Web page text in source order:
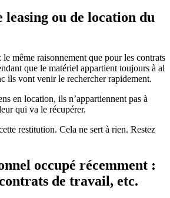
leasing ou de location du
même raisonnement que pour les contrats
que le matériel appartient toujours à al
ils vont venir le rechercher rapidement.
en location, ils n’appartiennent pas à
qui va le récupérer.
restitution. Cela ne sert à rien. Restez
occupé récemment :
de travail, etc.